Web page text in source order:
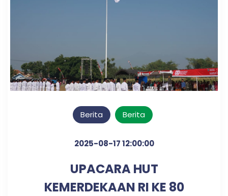
Berita Berita
2025-08-17 12:00:00
UPACARA HUT
KEMERDEKAAN RI KE 80